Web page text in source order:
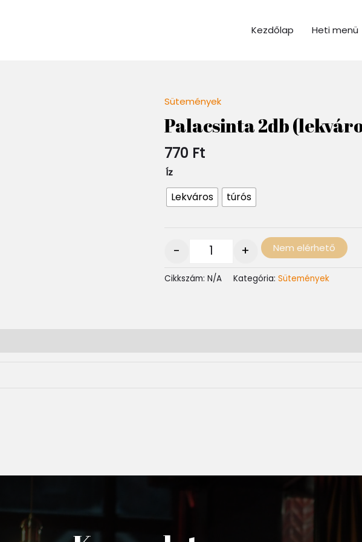
Kezdőlap Heti menü
Sütemények
Palacsinta 2db
770 Ft
Íz
Lekváros túrós
Quantity
- + Nem elérhető
Cikkszám: N/A Kategória: Sütemények